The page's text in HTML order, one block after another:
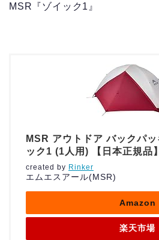
MSR『ゾイック1』
MSR アウトドア バックパ
ック1 (1人用) 【日本正規品
created by Rinker
エムエスアール(MSR)
Amazon
楽天市場